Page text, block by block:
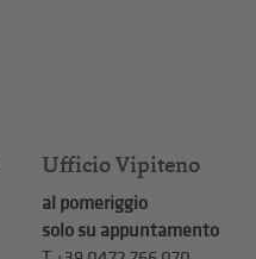
Ufficio Vipiteno
al pomeriggio
solo su appuntamento